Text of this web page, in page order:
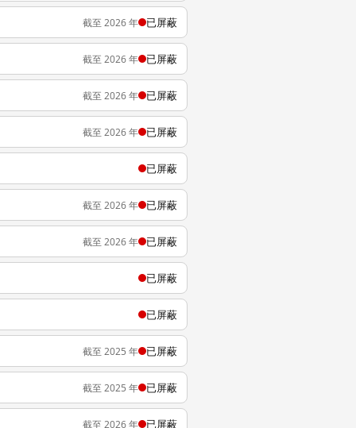
截至 2026 年 已屏蔽
截至 2026 年 已屏蔽
截至 2026 年 已屏蔽
截至 2026 年 已屏蔽
已屏蔽
截至 2026 年 已屏蔽
截至 2026 年 已屏蔽
已屏蔽
已屏蔽
截至 2025 年 已屏蔽
截至 2025 年 已屏蔽
截至 2026 年 已屏蔽